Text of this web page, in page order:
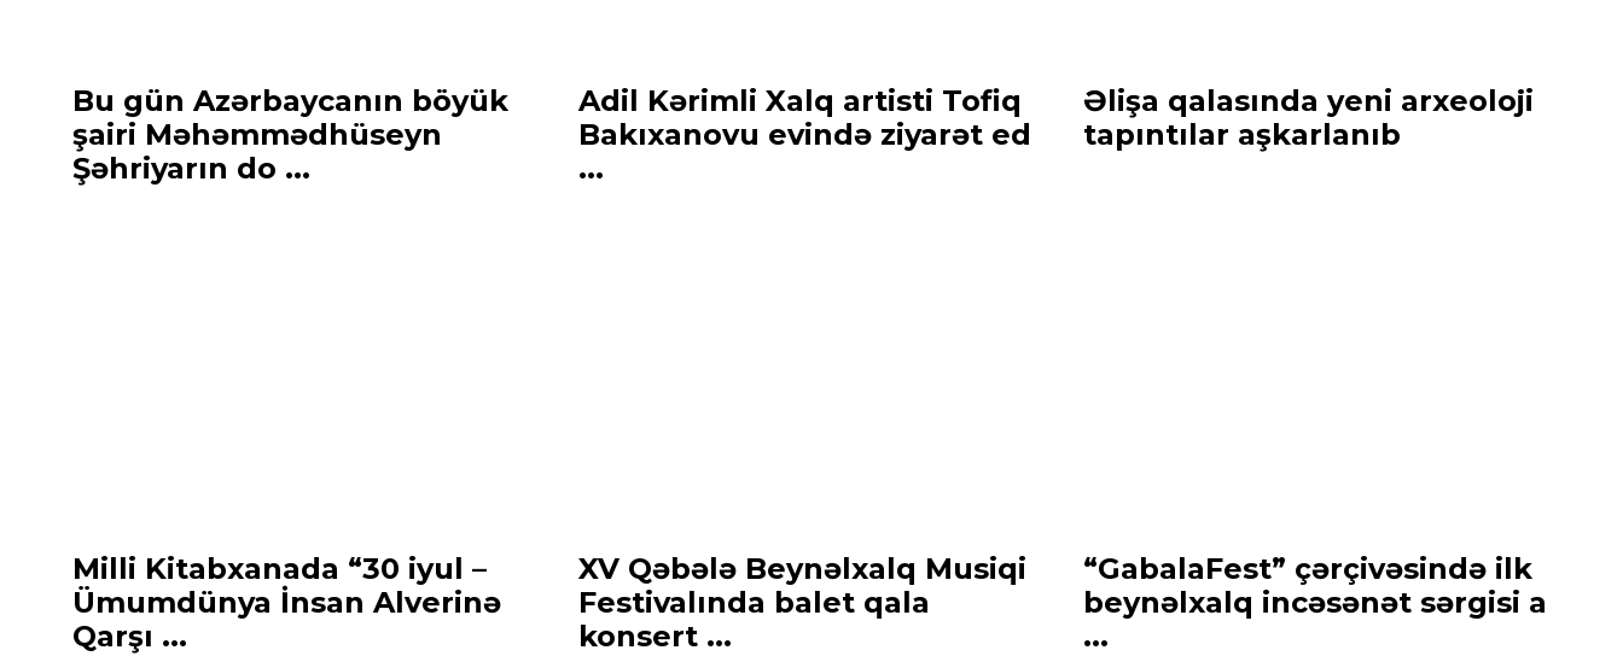
Bu gün Azərbaycanın böyük
şairi Məhəmmədhüseyn
Şəhriyarın do ...
Adil Kərimli Xalq artisti Tofiq
Bakıxanovu evində ziyarət ed
...
Əlişa qalasında yeni arxeoloji
tapıntılar aşkarlanıb
Milli Kitabxanada “30 iyul –
Ümumdünya İnsan Alverinə
Qarşı ...
XV Qəbələ Beynəlxalq Musiqi
Festivalında balet qala
konsert ...
“GabalaFest” çərçivəsində ilk
beynəlxalq incəsənət sərgisi a
...